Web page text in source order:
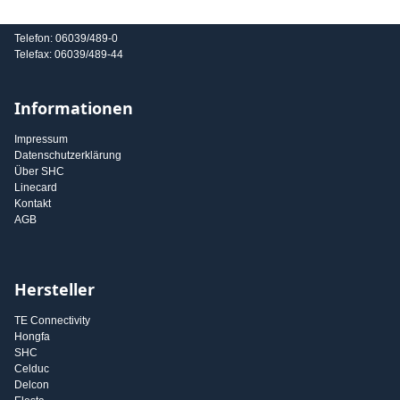
Telefon: 06039/489-0
Telefax: 06039/489-44
Informationen
Impressum
Datenschutzerklärung
Über SHC
Linecard
Kontakt
AGB
Hersteller
TE Connectivity
Hongfa
SHC
Celduc
Delcon